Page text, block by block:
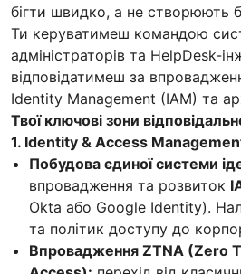
бігти швидко, а не створюють
Ти керуватимеш командою
адміністраторів та HelpDesk-
відповідатимеш за
Identity Management (IAM) та
Твої ключові зони
1. Identity & Access
Побудова єдиної системи
впровадження та розвиток
Okta або Google Identity).
та політик доступу до
Впровадження ZTNA (Zero